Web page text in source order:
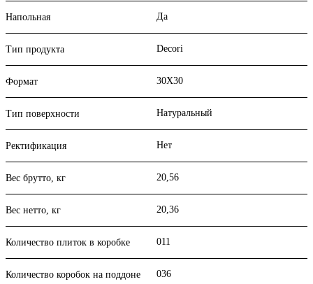
Напольная Да
Тип продукта Decori
Формат 30X30
Тип поверхности Натуральный
Ректификация Нет
Вес брутто, кг 20,56
Вес нетто, кг 20,36
Количество плиток в коробке 011
Количество коробок на поддоне 036